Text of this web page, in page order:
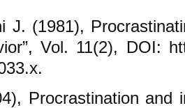
J. (1981),
Vol. 11(2), DOI:
Procrastination and